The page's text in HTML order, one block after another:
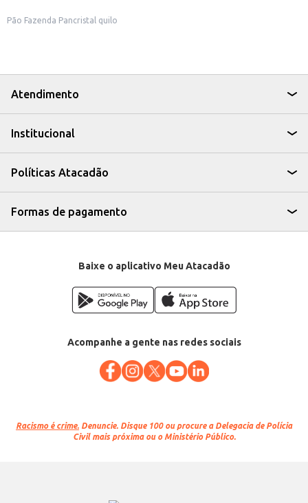
Pão Fazenda Pancristal quilo
Atendimento
Institucional
Políticas Atacadão
Formas de pagamento
Baixe o aplicativo Meu Atacadão
Acompanhe a gente nas redes sociais
Racismo é crime. Denuncie. Disque 100 ou procure a Delegacia de Polícia
Civil mais próxima ou o Ministério Público.